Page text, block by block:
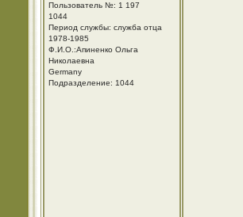
Пользователь №: 1 197
1044
Период службы: служба отца
1978-1985
Ф.И.О.:Апиненко Ольга
Николаевна
Germany
Подразделение: 1044